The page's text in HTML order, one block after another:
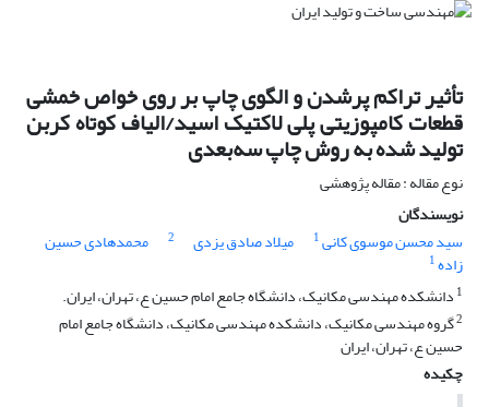
تأثیر تراکم پرشدن و الگوی چاپ بر روی خواص خمشی
قطعات کامپوزیتی پلی لاکتیک اسید/الیاف کوتاه کربن
تولید شده به روش چاپ سه‌بعدی
نوع مقاله : مقاله پژوهشی
نویسندگان
سید محسن موسوی کانی1 میلاد صادق یزدی 2 محمدهادی حسین
زاده1
1 دانشکده مهندسی مکانیک، دانشگاه جامع امام حسین ع، تهران، ایران.
2گروه مهندسی مکانیک، دانشکده مهندسی مکانیک، دانشگاه جامع امام
حسین ع، تهران، ایران
چکیده